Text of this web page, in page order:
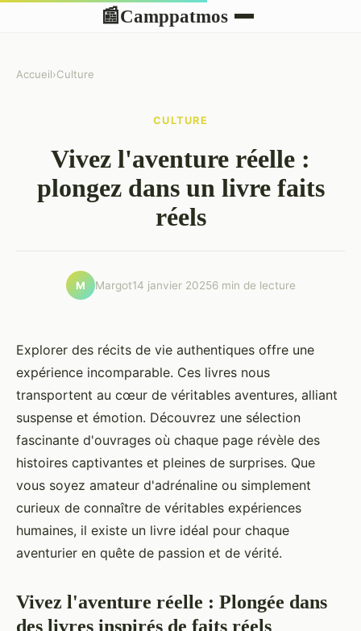
📰Camppatmos
Accueil›Culture
CULTURE
Vivez l'aventure réelle :
plongez dans un livre faits
réels
M Margot14 janvier 20256 min de lecture
Explorer des récits de vie authentiques offre une
expérience incomparable. Ces livres nous
transportent au cœur de véritables aventures, alliant
suspense et émotion. Découvrez une sélection
fascinante d'ouvrages où chaque page révèle des
histoires captivantes et pleines de surprises. Que
vous soyez amateur d'adrénaline ou simplement
curieux de connaître de véritables expériences
humaines, il existe un livre idéal pour chaque
aventurier en quête de passion et de vérité.
Vivez l'aventure réelle : Plongée dans
des livres inspirés de faits réels